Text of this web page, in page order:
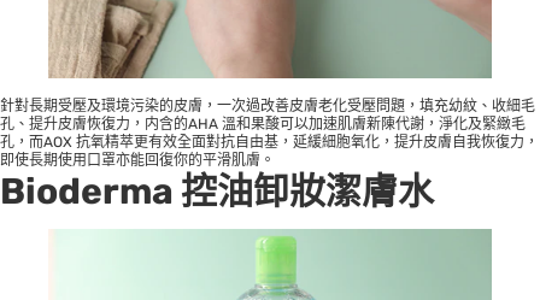
針對長期受壓及環境污染的皮膚，一次過改善皮膚老化受壓問題，填充幼紋、收細毛
孔、提升皮膚恢復力，内含的AHA 溫和果酸可以加速肌膚新陳代謝，淨化及緊緻毛
孔，而AOX 抗氧精萃更有效全面對抗自由基，延緩細胞氧化，提升皮膚自我恢復力，
即使長期使用口罩亦能回復你的平滑肌膚。
Bioderma 控油卸妝潔膚水